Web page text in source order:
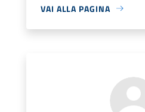
VAI ALLA PAGINA